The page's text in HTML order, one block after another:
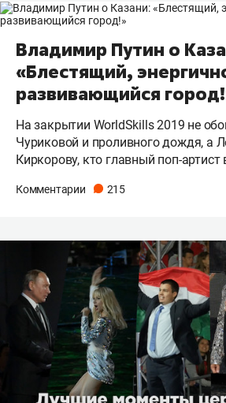
Владимир Путин о
«Блестящий,
развивающийся
На закрытии WorldSkills 2019 не
Чуриковой и проливного дождя, а
Киркорову, кто главный поп-артист
Комментарии 215